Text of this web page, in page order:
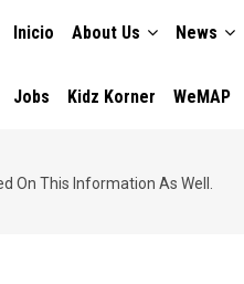
NAVIGATION
Inicio About Us News
Jobs Kidz Korner WeMAP
On This Information As Well.